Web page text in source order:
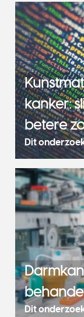
kanker:
betere
Dit
Dit